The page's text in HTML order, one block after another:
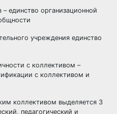
организационной
учреждения единство
с коллективом –
с коллективом и
выделяется 3
педагогический и